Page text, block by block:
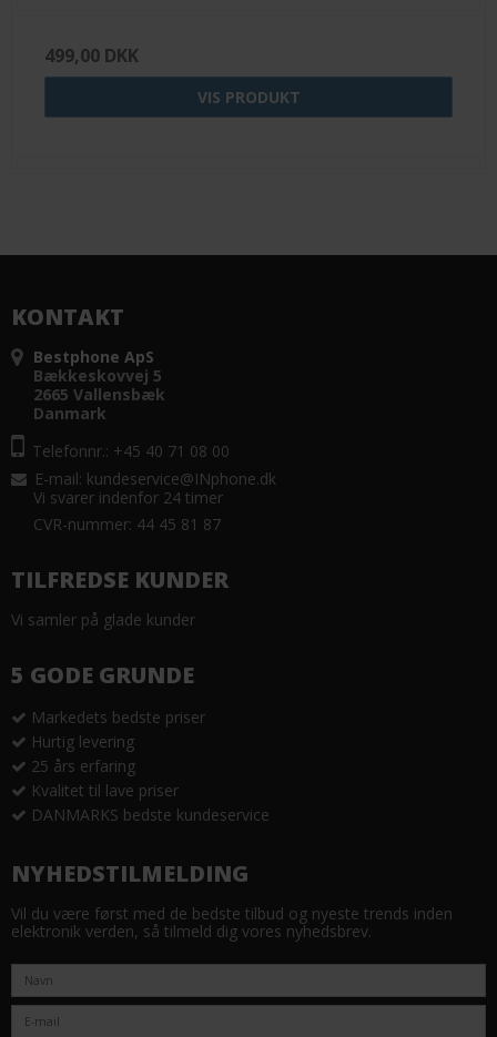
499,00 DKK
VIS PRODUKT
KONTAKT
Bestphone ApS
Bækkeskovvej 5
2665 Vallensbæk
Danmark
Telefonnr.: +45 40 71 08 00
E-mail: kundeservice@INphone.dk
Vi svarer indenfor 24 timer
CVR-nummer: 44 45 81 87
TILFREDSE KUNDER
Vi samler på glade kunder
5 GODE GRUNDE
Markedets bedste priser
Hurtig levering
25 års erfaring
Kvalitet til lave priser
DANMARKS bedste kundeservice
NYHEDSTILMELDING
Vil du være først med de bedste tilbud og nyeste trends inden
elektronik verden, så tilmeld dig vores nyhedsbrev.